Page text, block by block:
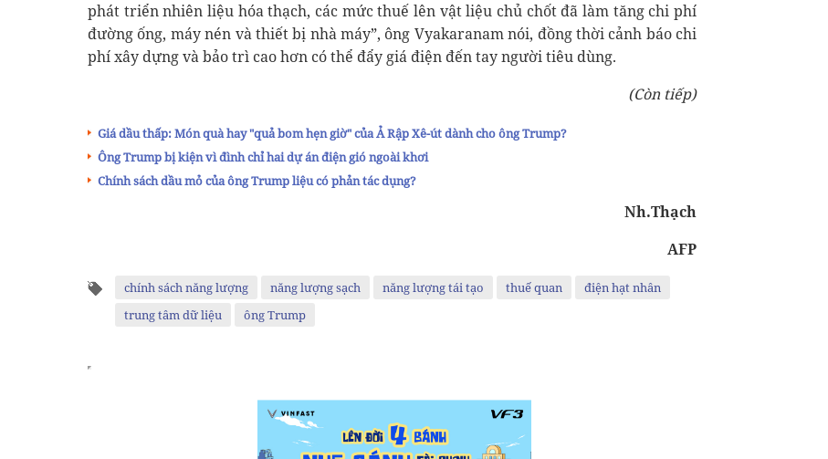
phát triển nhiên liệu hóa thạch, các mức thuế lên vật liệu chủ chốt đã làm tăng chi phí
đường ống, máy nén và thiết bị nhà máy”, ông Vyakaranam nói, đồng thời cảnh báo chi
phí xây dựng và bảo trì cao hơn có thể đẩy giá điện đến tay người tiêu dùng.
(Còn tiếp)
Giá dầu thấp: Món quà hay "quả bom hẹn giờ" của Ả Rập Xê-út dành cho ông Trump?
Ông Trump bị kiện vì đình chỉ hai dự án điện gió ngoài khơi
Chính sách dầu mỏ của ông Trump liệu có phản tác dụng?
Nh.Thạch
AFP
chính sách năng lượng năng lượng sạch năng lượng tái tạo thuế quan
điện hạt nhân
trung tâm dữ liệu
ông Trump